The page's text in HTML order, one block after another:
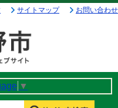
サイトマップ お問い合わせ
▼